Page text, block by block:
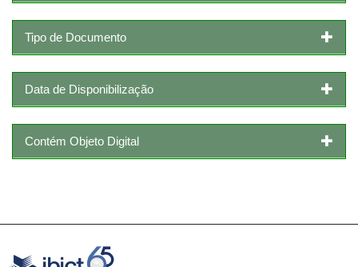
Tipo de Documento
Data de Disponibilização
Contém Objeto Digital